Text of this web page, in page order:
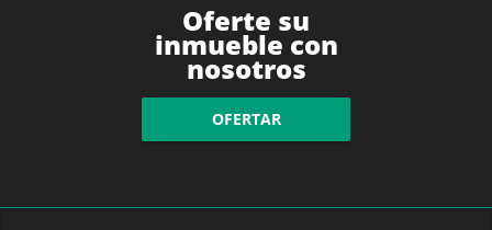
Oferte su
inmueble con
nosotros
OFERTAR